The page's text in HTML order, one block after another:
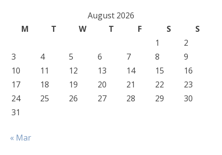
August 2026
M
T W T F S
S
1
2
3
4 5 6 7 8
9
10
11 12 13 14 15
16
17
18 19 20 21 22
23
24
25 26 27 28 29
30
31
« Mar